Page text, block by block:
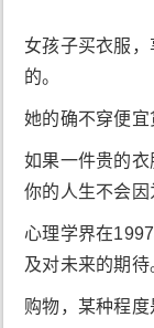
女孩子买衣服
的。
她的确不穿便宜
如果一件贵的衣
你的人生不会因
心理学界在
及对未来的期待
购物，某种程度